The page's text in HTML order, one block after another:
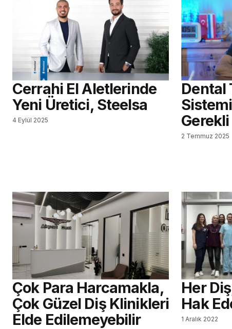
Cerrahi El Aletlerinde
Yeni Üretici, Steelsa
4 Eylül 2025
Dental
Gerekli
2 Temmuz 2025
Çok Para Harcamakla,
Çok Güzel Diş Klinikleri
Elde Edilemeyebilir
Her
Hak
1 Aralık 2022